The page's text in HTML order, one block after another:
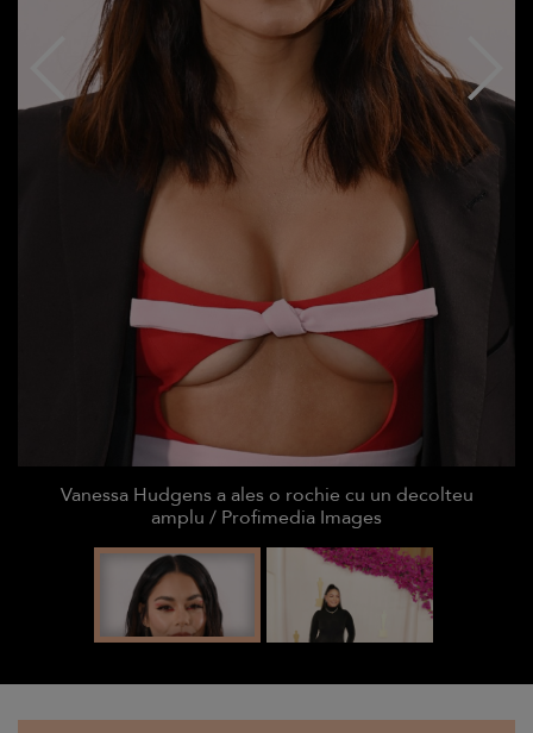
Vanessa Hudgens a ales o rochie cu un decolteu
amplu / Profimedia Images